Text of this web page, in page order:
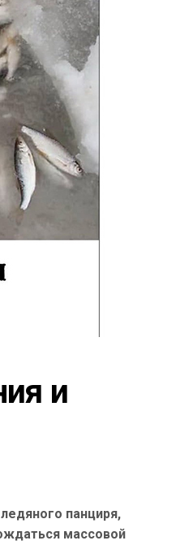
и
панциря,
массовой